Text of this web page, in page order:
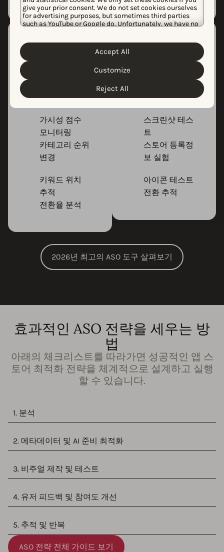
give your prior consent. We do not set cookies ourselves
for advertising purposes, but sometimes third parties
such as YouTube or Google do. Unfortunately, we have no
personal data and the different cookies we use, please
Cookie Policy&Privacy Policy
customize your cookie settings and preferences by
clicking the “Customize” button.
Reject All
Customize
Accept All
성과 추적
데이터 기반으로 의
가시성 점수
모니터링
카테고리 순위
변경
키워드 위치
추적
전환율 분석
A/B 테스트
스토어 등록정보의
다양한 버전을 테스
스크린샷 테스
트
스토어 등록정
보 실험
아이콘 테스트
전환 추적
2026년 최고의 ASO 도구 살펴보기
효과적인 ASO 전략을 세우는 방
법
아래의 체크리스트를 따라가면 성공적인 앱 스
토어 최적화 전략을 체계적으로 설계하고 실행
할 수 있습니다.
1. 분석
2. 메타데이터 및 AI 준비 최적화
3. 비주얼 제작 및 테스트
4. 유저 피드백 및 참여도 개선
5. 추적 및 반복
ASO 전략 전체 가이드 보기